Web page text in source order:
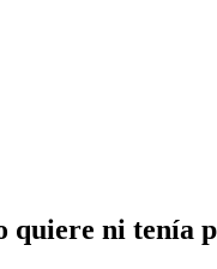
quiere ni tenía